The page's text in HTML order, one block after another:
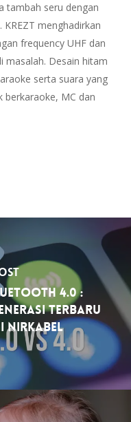
tambah seru dengan
menghadirkan
frequency UHF dan
masalah. Desain hitam
serta suara yang
berkaraoke, MC dan
4.0 :
Terbaru
Nirkabel